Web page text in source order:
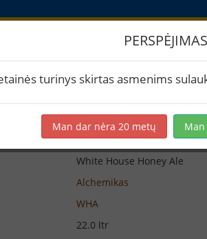
White House Honey Ale
Alchemikas
WHA
22.0 ltr
PERSPĖJIMAS
turinys skirtas asmenims
Man dar nėra 20 metų